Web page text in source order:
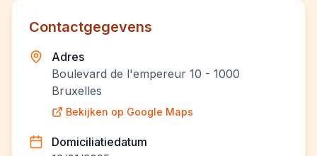
Contactgegevens
Adres
Boulevard de l'empereur 10 - 1000
Bruxelles
Bekijken op Google Maps
Domiciliatiedatum